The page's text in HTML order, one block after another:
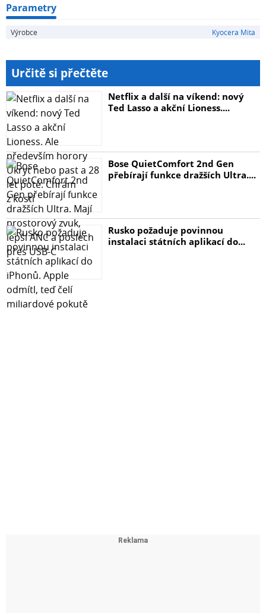
Parametry
Výrobce Kyocera Mita
Určitě si přečtěte
Netflix a další na víkend: nový
Ted Lasso a akční Lioness....
Bose QuietComfort 2nd Gen
přebírají funkce dražších Ultra....
Rusko požaduje povinnou
instalaci státních aplikací do...